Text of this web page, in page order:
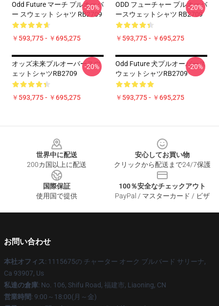
Odd Future マーチ プルオーバ
ー スウェット シャツ RB2709
￥593,775 - ￥695,275
-20%
ODD フューチャー プルオーバ
ースウェットシャツ RB2709
￥593,775 - ￥695,275
-20%
オッズ未来プルオーバースウ
ェットシャツRB2709
￥593,775 - ￥695,275
-20%
Odd Future 犬プルオーバース
ウェットシャツRB2709
￥593,775 - ￥695,275
-20%
世界中に配送
200カ国以上に配送
安心してお買い物
クリックから配送まで24/7保護
国際保証
使用国で提供
100％安全なチェックアウト
PayPal / マスターカード / ビザ
お問い合わせ
本社オフィス: 1115675の チャーター オーク ブルバード サリーナ,
Ca 93907, Us
私達の倉庫: No. 106, Shifu Road, 福建市, Liaoning, CN
営業時間: 9:00～18:00(月～金)